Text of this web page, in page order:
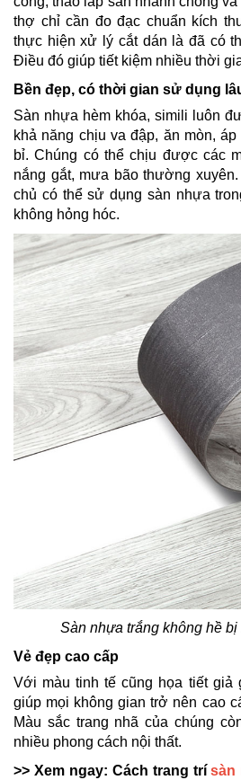
thợ chỉ cần đo đạc chuẩn kích
thực hiện xử lý cắt dán là đã có
Điều đó giúp tiết kiệm nhiều thời
Bền đẹp, có thời gian sử dụng
Sàn nhựa hèm khóa, simili luôn
khả năng chịu va đập, ăn mòn,
bỉ. Chúng có thể chịu được các
nắng gắt, mưa bão thường
chủ có thể sử dụng sàn nhựa
không hỏng hóc.
Sàn nhựa trắng không hề
Vẻ đẹp cao cấp
Với màu tinh tế cũng họa tiết giả
giúp mọi không gian trở nên cao
Màu sắc trang nhã của chúng
nhiều phong cách nội thất.
>> Xem ngay: Cách trang trísàn